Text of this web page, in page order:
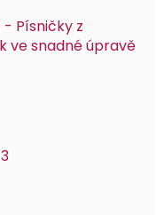
- Písničky z
ve snadné úpravě